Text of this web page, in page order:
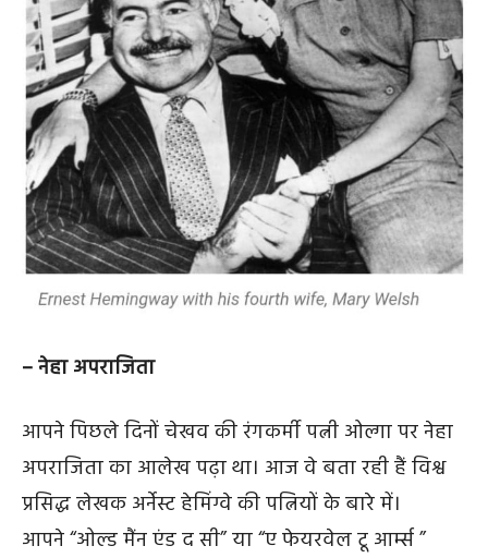
– नेहा अपराजिता
आपने पिछले दिनों चेखव की रंगकर्मी पत्नी ओल्गा पर नेहा
अपराजिता का आलेख पढ़ा था। आज वे बता रही हैं विश्व
प्रसिद्ध लेखक अर्नेस्ट हेमिंग्वे की पत्नियों के बारे में।
आपने “ओल्ड मैंन एंड द सी” या “ए फेयरवेल टू आर्म्स ”